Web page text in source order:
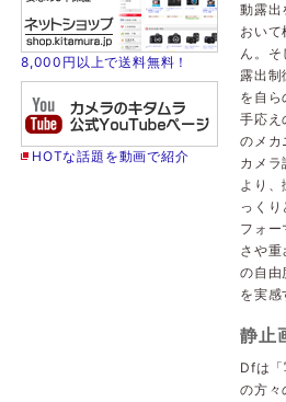
動露出
おい
ん。
露出
を自ら
手応え
のメカ
カメ
より、
っく
フォ
さや
の自由
を実感
静止
Dfは
の方々
8,000円以上で送料無料！
HOTな話題を動画で紹介